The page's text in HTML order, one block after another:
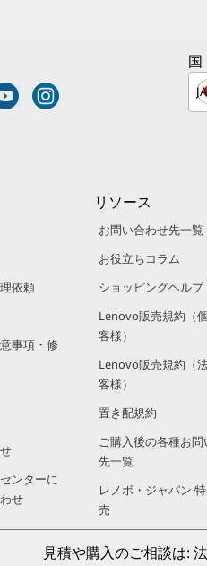
国
依頼
事項・修
ンターに
せ
リソース
お問い合わせ先一覧
お役立ちコラム
ショッピングヘルプ
Lenovo販売規約（
客様）
Lenovo販売規約（
客様）
置き配規約
ご購入後の各種お
先一覧
レノボ・ジャパン
売
見積や購入のご相談は: